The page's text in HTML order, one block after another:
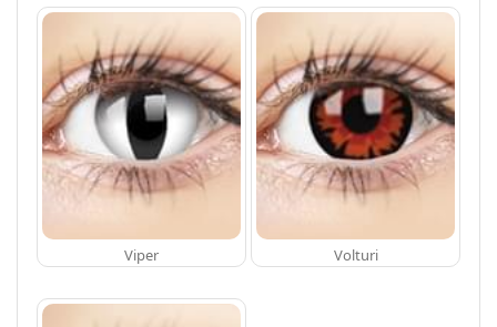
Viper Volturi